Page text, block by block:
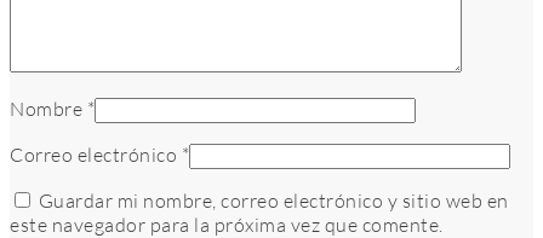
Nombre *
Correo electrónico *
Guardar mi nombre, correo electrónico y sitio web en
este navegador para la próxima vez que comente.